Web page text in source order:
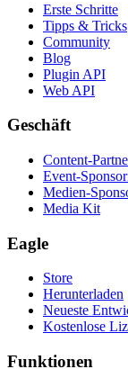
Erste Schritte
Tipps & Tricks
Community
Blog
Plugin API
Web API
Geschäft
Content-
Event-
Medien-
Media Kit
Eagle
Store
Herunterladen
Neueste
Kostenlose
Funktionen